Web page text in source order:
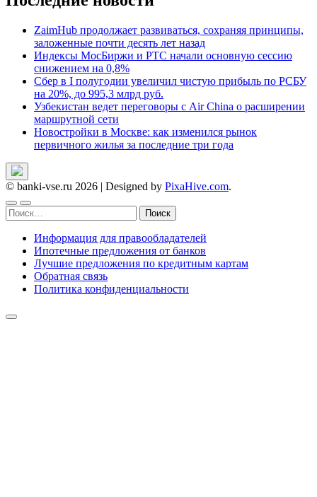
ZaimHub продолжает развиваться, сохраняя принципы,
заложенные почти десять лет назад
Индексы МосБиржи и РТС начали основную сессию
снижением на 0,8%
Сбер в I полугодии увеличил чистую прибыль по РСБУ
на 20%, до 995,3 млрд руб.
Узбекистан ведет переговоры с Air China о расширении
маршрутной сети
Новостройки в Москве: как изменился рынок
первичного жилья за последние три года
© banki-vse.ru 2026 | Designed by PixaHive.com.
Найти:
Информация для правообладателей
Ипотечные предложения от банков
Лучшие предложения по кредитным картам
Обратная связь
Политика конфиденциальности